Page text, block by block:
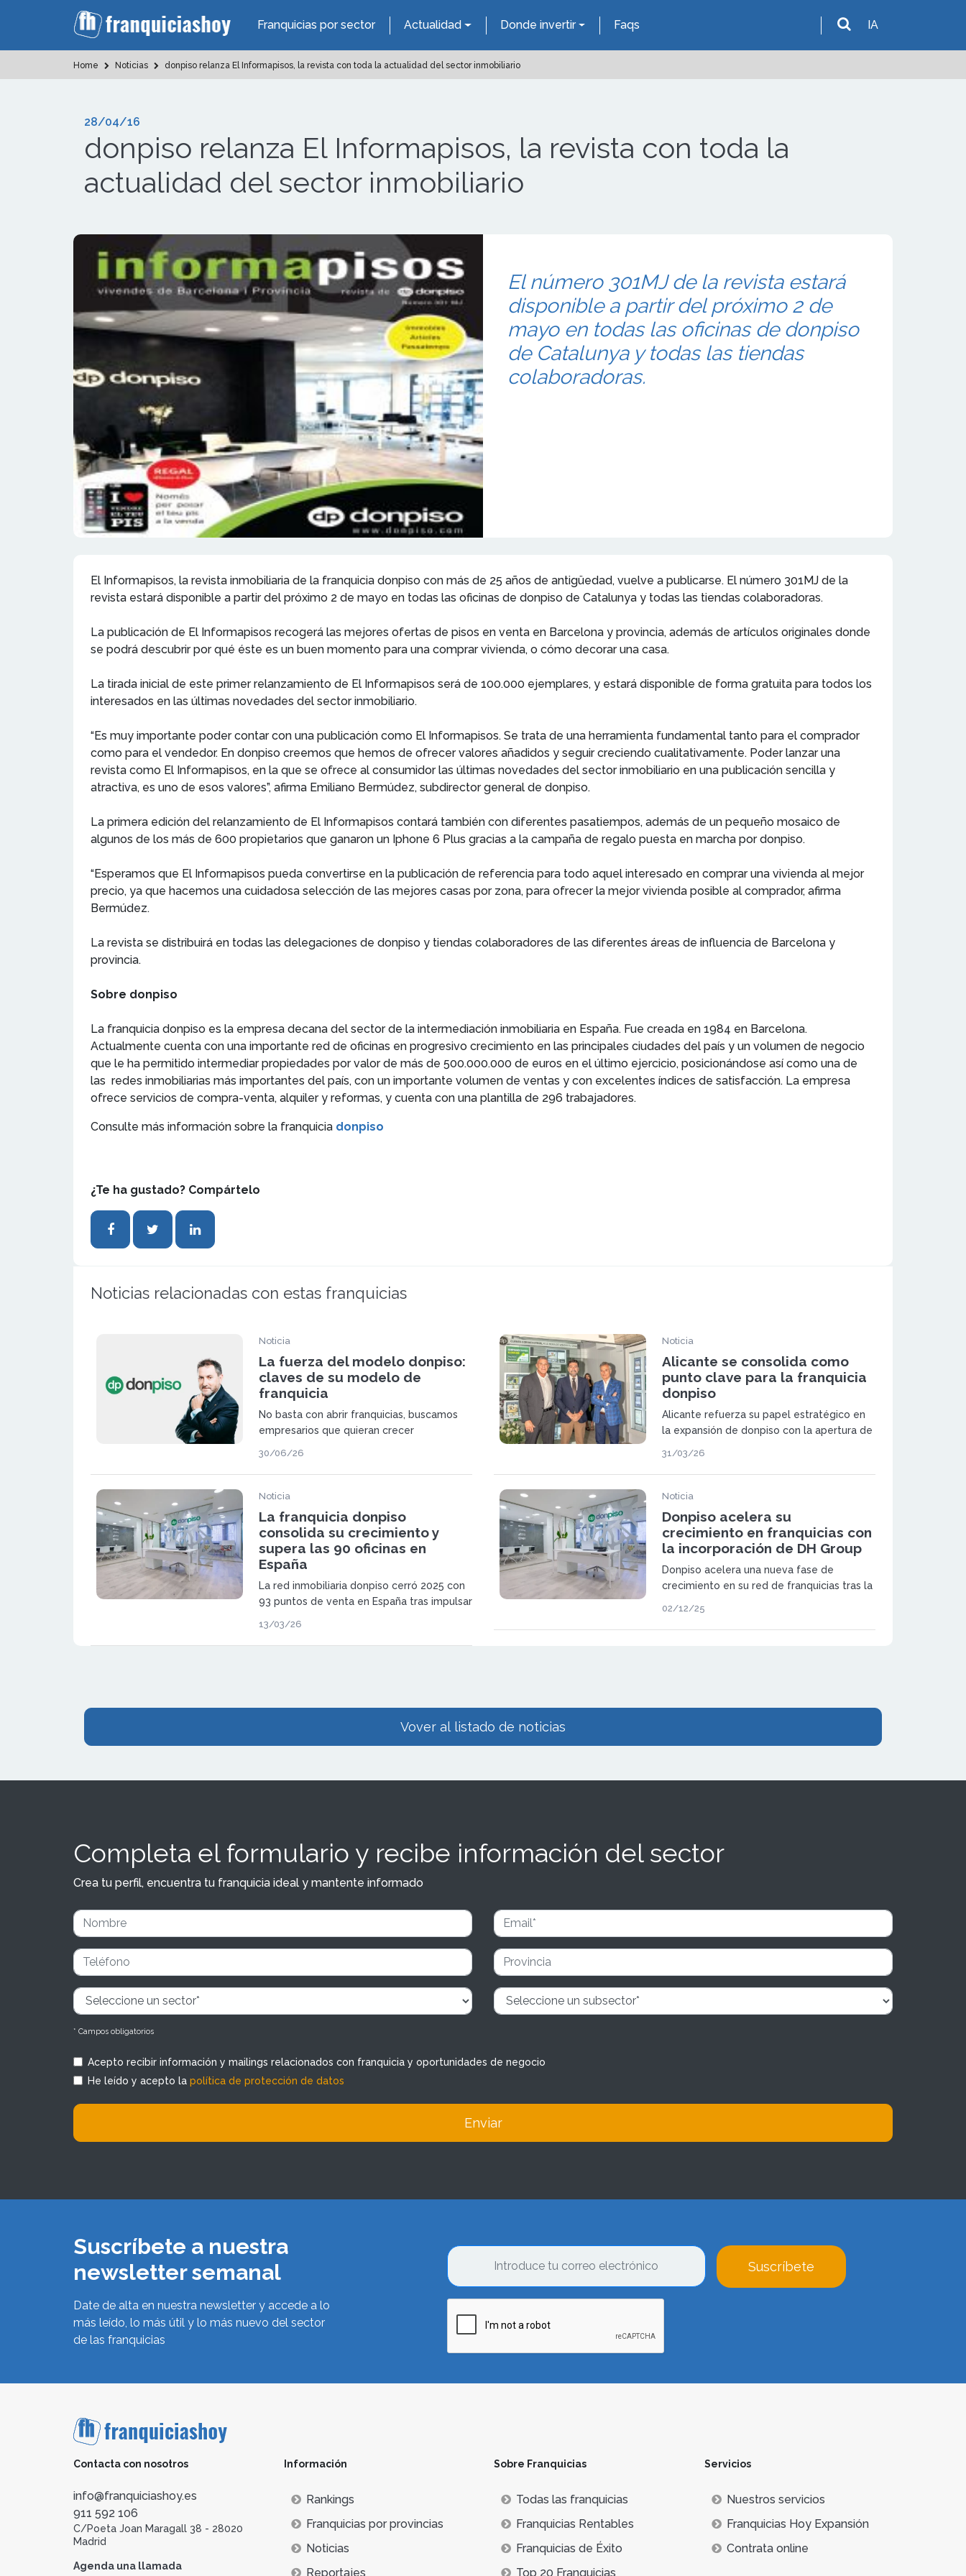
Franquicias por sector Actualidad Donde invertir Faqs IA
Home Noticias donpiso relanza El Informapisos, la revista con toda la actualidad del sector inmobiliario
28/04/16
donpiso relanza El Informapisos, la revista con toda la
actualidad del sector inmobiliario
El número 301MJ de la revista estará
disponible a partir del próximo 2 de
mayo en todas las oficinas de donpiso
de Catalunya y todas las tiendas
colaboradoras.
El Informapisos, la revista inmobiliaria de la franquicia donpiso con más de 25 años de antigüedad, vuelve a publicarse. El número 301MJ de la
revista estará disponible a partir del próximo 2 de mayo en todas las oficinas de donpiso de Catalunya y todas las tiendas colaboradoras.
La publicación de El Informapisos recogerá las mejores ofertas de pisos en venta en Barcelona y provincia, además de artículos originales donde
se podrá descubrir por qué éste es un buen momento para una comprar vivienda, o cómo decorar una casa.
La tirada inicial de este primer relanzamiento de El Informapisos será de 100.000 ejemplares, y estará disponible de forma gratuita para todos los
interesados en las últimas novedades del sector inmobiliario.
“Es muy importante poder contar con una publicación como El Informapisos. Se trata de una herramienta fundamental tanto para el comprador
como para el vendedor. En donpiso creemos que hemos de ofrecer valores añadidos y seguir creciendo cualitativamente. Poder lanzar una
revista como El Informapisos, en la que se ofrece al consumidor las últimas novedades del sector inmobiliario en una publicación sencilla y
atractiva, es uno de esos valores”, afirma Emiliano Bermúdez, subdirector general de donpiso.
La primera edición del relanzamiento de El Informapisos contará también con diferentes pasatiempos, además de un pequeño mosaico de
algunos de los más de 600 propietarios que ganaron un Iphone 6 Plus gracias a la campaña de regalo puesta en marcha por donpiso.
“Esperamos que El Informapisos pueda convertirse en la publicación de referencia para todo aquel interesado en comprar una vivienda al mejor
precio, ya que hacemos una cuidadosa selección de las mejores casas por zona, para ofrecer la mejor vivienda posible al comprador, afirma
Bermúdez.
La revista se distribuirá en todas las delegaciones de donpiso y tiendas colaboradores de las diferentes áreas de influencia de Barcelona y
provincia.
Sobre donpiso
La franquicia donpiso es la empresa decana del sector de la intermediación inmobiliaria en España. Fue creada en 1984 en Barcelona.
Actualmente cuenta con una importante red de oficinas en progresivo crecimiento en las principales ciudades del país y un volumen de negocio
que le ha permitido intermediar propiedades por valor de más de 500.000.000 de euros en el último ejercicio, posicionándose así como una de
las redes inmobiliarias más importantes del país, con un importante volumen de ventas y con excelentes índices de satisfacción. La empresa
ofrece servicios de compra-venta, alquiler y reformas, y cuenta con una plantilla de 296 trabajadores.
Consulte más información sobre la franquicia donpiso
¿Te ha gustado? Compártelo
Noticias relacionadas con estas franquicias
Noticia
La fuerza del modelo donpiso:
claves de su modelo de
franquicia
No basta con abrir franquicias, buscamos
empresarios que quieran crecer
30/06/26
Noticia
Alicante se consolida como
punto clave para la franquicia
donpiso
Alicante refuerza su papel estratégico en
la expansión de donpiso con la apertura de
31/03/26
Noticia
La franquicia donpiso
consolida su crecimiento y
supera las 90 oficinas en
España
La red inmobiliaria donpiso cerró 2025 con
93 puntos de venta en España tras impulsar
oficinas propias y franquiciadas refuerza su
13/03/26
Noticia
Donpiso acelera su
crecimiento en franquicias con
la incorporación de DH Group
Donpiso acelera una nueva fase de
crecimiento en su red de franquicias tras la
una posición reforzada para expandir su
02/12/25
Vover al listado de noticias
Completa el formulario y recibe información del sector
Crea tu perfil, encuentra tu franquicia ideal y mantente informado
* Campos obligatorios
Acepto recibir información y mailings relacionados con franquicia y oportunidades de negocio
He leído y acepto la política de protección de datos
Enviar
Suscríbete a nuestra
newsletter semanal
Date de alta en nuestra newsletter y accede a lo
más leído, lo más útil y lo más nuevo del sector
de las franquicias
Suscríbete
Contacta con nosotros
info@franquiciashoy.es
911 592 106
C/Poeta Joan Maragall 38 - 28020
Madrid
Agenda una llamada
Información
Rankings
Franquicias por provincias
Noticias
Reportajes
Sobre Franquicias
Todas las franquicias
Franquicias Rentables
Franquicias de Éxito
Top 20 Franquicias
Servicios
Nuestros servicios
Franquicias Hoy Expansión
Contrata online